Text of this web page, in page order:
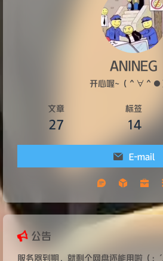
ANINEG
开心喔~（＾∀＾●
文章
27
标签
14
E-mail
公告
服务器到期，就剩个网盘还能用啦（；